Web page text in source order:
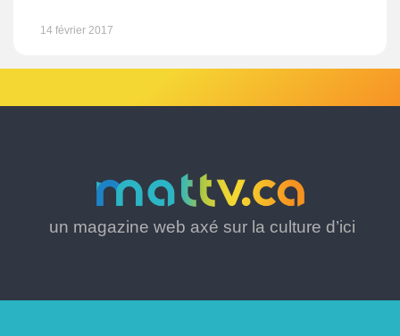
14 février 2017
un magazine web axé sur la culture d’ici